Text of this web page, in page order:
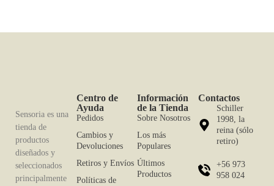
Sensoria es una
tienda de
productos
diseñados y
seleccionados
principalmente
Centro de
Ayuda
Pedidos
Cambios y
Devoluciones
Retiros y Envíos
Políticas de
Información
de la Tienda
Sobre Nosotros
Los más
Populares
Últimos
Productos
Contactos
Schiller
1998, la
reina (sólo
retiro)
+56 973
958 024